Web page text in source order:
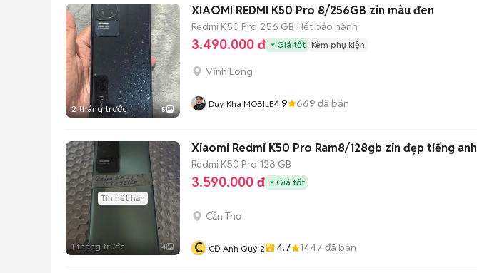
2 tháng trước 5
XIAOMI REDMI K50 Pro 8/256GB zin màu đen
Redmi K50 Pro 256 GB Hết bảo hành
3.490.000 đ Giá tốt Kèm phụ kiện
Vĩnh Long
Duy Kha MOBILE4.9 669 đã bán
Tin hết hạn
1 tháng trước 4
Xiaomi Redmi K50 Pro Ram8/128gb zin đẹp tiếng anh
Redmi K50 Pro 128 GB
3.590.000 đ Giá tốt
Cần Thơ
C CĐ Anh Quý 2 4.7 1447 đã bán